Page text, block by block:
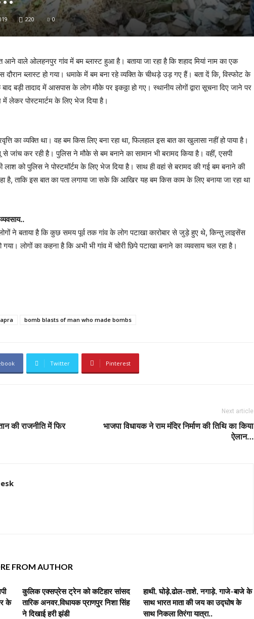
220 0
आने वाले ओलहनपुर गांव में बम ब्लास्ट हुआ है। बताया जा रहा है कि शहाद मियां नाम का एक
दौरान ब्लास्ट हो गया। धमाके में बम बना रहे व्यक्ति के चीथड़े उड़ गए हैं। बता दें कि, विस्फोट के
बड़ी तादाद में आसपास के लोग मौके पर इकठ्ठा हो गए। स्थानीय लोगों द्वारा सूचना दिए जाने पर
लेकर पोस्टमार्टम के लिए भेज दिया है।
का व्यक्ति था। वह बम किस लिए बना रहा था, फिलहाल इस बात का खुलासा नहीं हो पाया है।
जांच कर रही है। पुलिस ने मौके से बम बनाने का सामान भी बरामद किया है। वहीं, एसपी
लाश को पुलिस ने पोस्टमॉर्टम के लिए भेज दिया है। साथ ही वहां से बरामद की गई बम बनाने की
है, ताकि इस बात का पता लगाया जा सके कि आखिर यह बम किस काम के लिए बनाया जा रहा था
ने बताया है कि कुछ समय पूर्व तक गांव के लोग पटाखा कारोबार से जुड़े हुए थे, किन्तु लाइसेंस
लोगों का कहना है कि अभी भी गांव में चोरी छिपे पटाखा बनाने का व्यवसाय चल रहा है।
bomb blasts of man who made bombs
Twitter Pinterest
की राजनीति में फिर
Next article
भाजपा विधायक ने राम मंदिर ​निर्माण की तिथि का किया
ऐलान…
FROM AUTHOR
के
कुलिक एक्सप्रेस ट्रेन को कटिहार सांसद
तारिक अनवर,विधायक प्राणपुर निशा सिंह
ने दिखाई हरी झंडी
हाथी, घोड़े,ढोल-ताशे, नगाड़े, गाजे-बाजे के
साथ भारत माता की जय का उद्घोष के
साथ निकला तिरंगा यात्रा..